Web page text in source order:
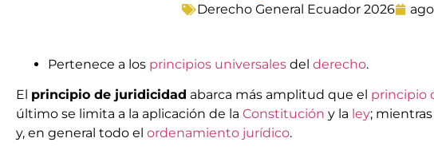
Derecho General Ecuador 2026
Pertenece a los principios universales del derecho.
El principio de juridicidad abarca más amplitud que el principio
último se limita a la aplicación de la Constitución y la ley;
y, en general todo el ordenamiento jurídico.